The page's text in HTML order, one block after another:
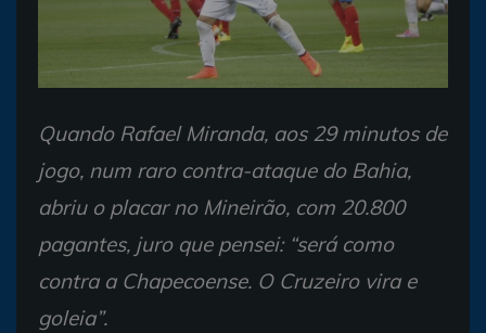
Quando Rafael Miranda, aos 29 minutos de
jogo, num raro contra-ataque do Bahia,
abriu o placar no Mineirão, com 20.800
pagantes, juro que pensei: “será como
contra a Chapecoense. O Cruzeiro vira e
goleia”.